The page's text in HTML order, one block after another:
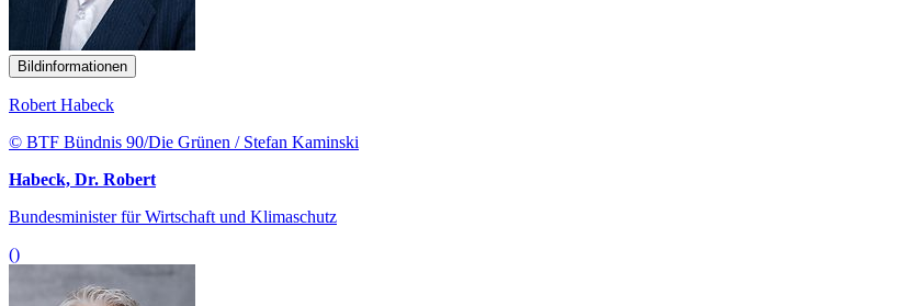
Bildinformationen
Robert Habeck
© BTF Bündnis 90/Die Grünen / Stefan Kaminski
Habeck, Dr. Robert
Bundesminister für Wirtschaft und Klimaschutz
()